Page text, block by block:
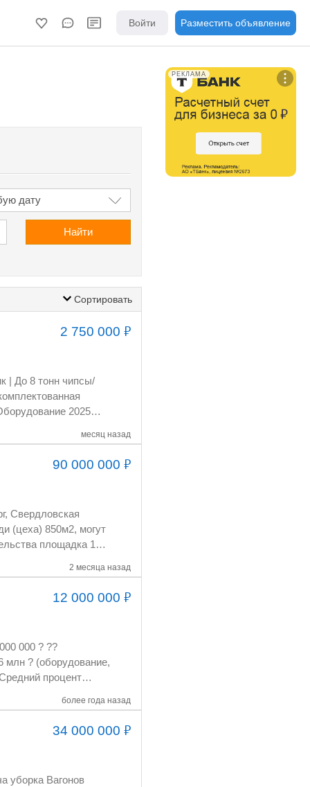
Войти Разместить объявление
Найти
Сортировать
2 750 000₽
месяц назад
2025
4. Конвейер с
это
90 000 000₽
2 месяца назад
Свердловская
(цеха) 850м2, могут
площадка
12 000 000₽
более года назад
000 ? ??
млн ? (оборудование,
обученные
3 месяцев. 3??
34 000 000₽
РЕКЛАМА